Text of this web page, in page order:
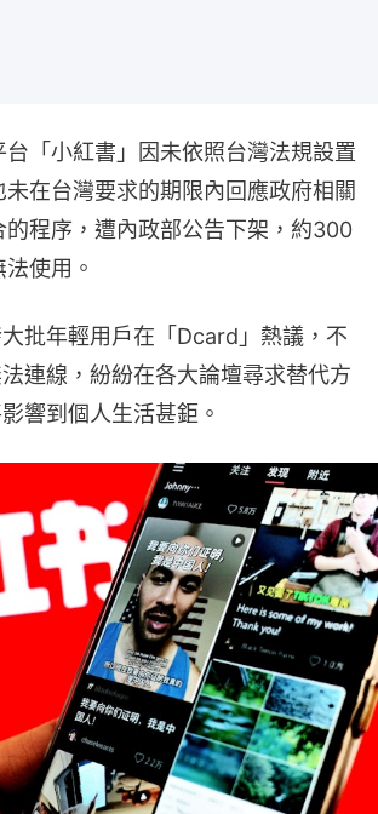
台「小紅書」因未依照台灣法規設置
在台灣要求的期限內回應政府相關
的程序，遭內政部公告下架，約300
使用。
批年輕用戶在「Dcard」熱議，不
連線，紛紛在各大論壇尋求替代方
響到個人生活甚鉅。